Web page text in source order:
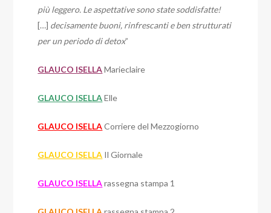
più leggero. Le aspettative sono state soddisfatte!
[…] decisamente buoni, rinfrescanti e ben strutturati
per un periodo di detox”
GLAUCO ISELLAMarieclaire
GLAUCO ISELLAElle
GLAUCO ISELLACorriere del Mezzogiorno
GLAUCO ISELLA Il Giornale
GLAUCO ISELLArassegna stampa 1